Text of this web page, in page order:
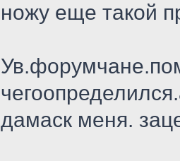
ножу еще такой
дамаск меня.